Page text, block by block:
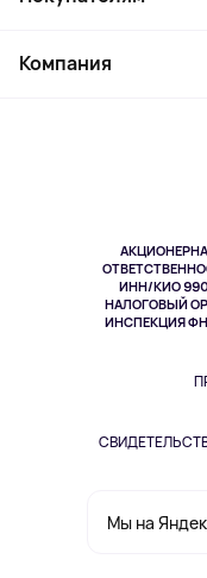
ИНН/КИО
НАЛОГОВЫЙ
ИНСПЕКЦИЯ
Мы на
Косметика и уход
Здоровье питомцев
Одежда и аксессуары
Как заказать
Компания